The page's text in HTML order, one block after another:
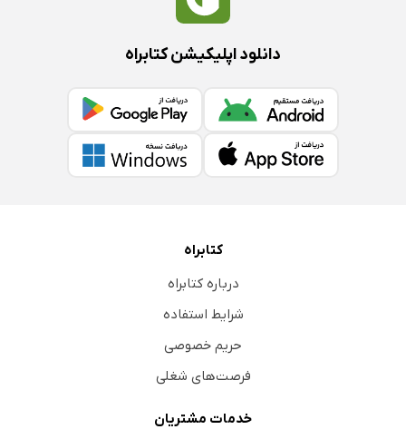
دانلود اپلیکیشن کتابراه
کتابراه
درباره کتابراه
شرایط استفاده
حریم خصوصی
فرصت‌های شغلی
خدمات مشتریان